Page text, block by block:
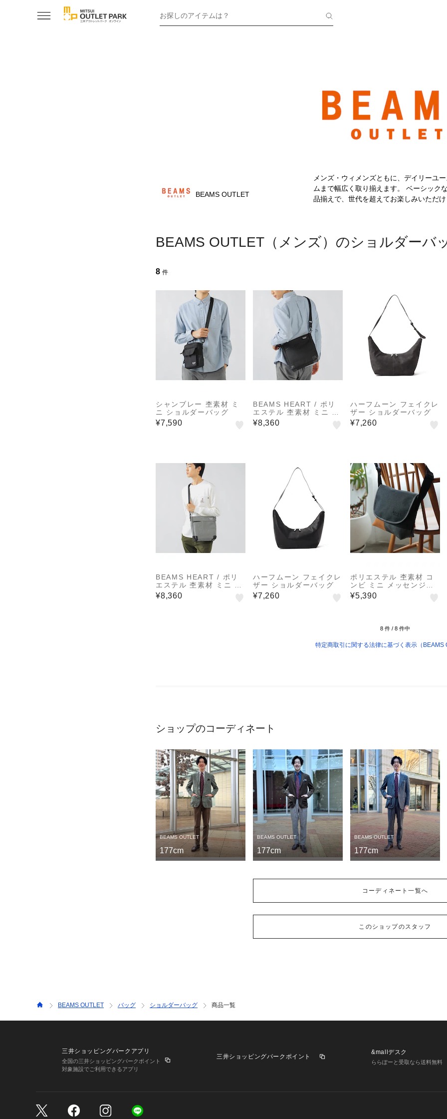
お探しのアイテムは？
BEAMS OUTLET
メンズ・ウィメンズともに、デイリーユ
ムまで幅広く取り揃えます。 ベーシック
品揃えで、世代を超えてお楽しみいただけ
BEAMS OUTLET（メンズ）のショルダーバ
8 件
シャンブレー 杢素材 ミ
ニ ショルダーバッグ
¥7,590
BEAMS HEART / ポリ
エステル 杢素材 ミニ シ
ョルダーバッグ
¥8,360
ハーフムーン フェイクレ
ザー ショルダーバッグ
¥7,260
BEAMS HEART / ポリ
エステル 杢素材 ミニ シ
ョルダーバッグ
¥8,360
ハーフムーン フェイクレ
ザー ショルダーバッグ
¥7,260
ポリエステル 杢素材 コ
ンビ ミニ メッセンジャ
ーバッグ
¥5,390
8 件 / 8 件中
特定商取引に関する法律に基づく表示（BEAMS
ショップのコーディネート
BEAMS OUTLET
177cm
BEAMS OUTLET
177cm
BEAMS OUTLET
177cm
コーディネート一覧へ
このショップのスタッフ
BEAMS OUTLET バッグ ショルダーバッグ 商品一覧
三井ショッピングパークアプリ
全国の三井ショッピングパークポイント
対象施設でご利用できるアプリ
三井ショッピングパークポイント
&mallデスク
ららぽーと受取なら送料無料